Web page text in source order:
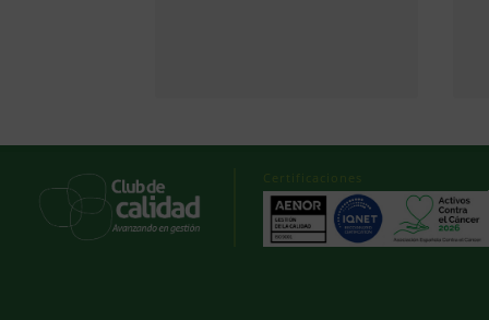
Certificaciones